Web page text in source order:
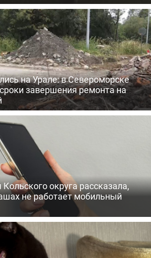
на Урале: в Североморске
завершения ремонта на
округа рассказала,
не работает мобильный